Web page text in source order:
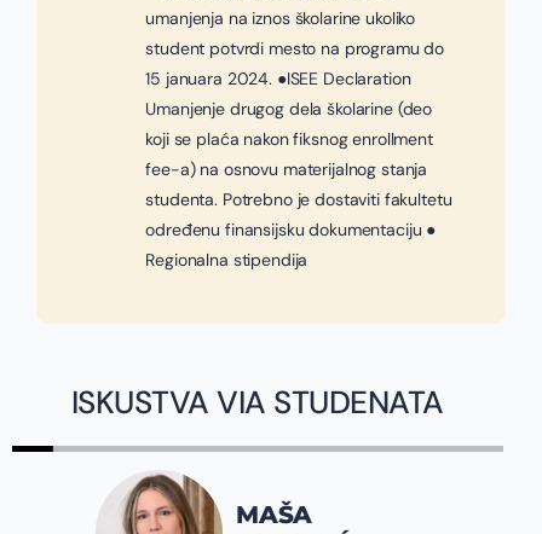
umanjenja na iznos školarine ukoliko
student potvrdi mesto na programu do
15 januara 2024. ●ISEE Declaration
Umanjenje drugog dela školarine (deo
koji se plaća nakon fiksnog enrollment
fee-a) na osnovu materijalnog stanja
studenta. Potrebno je dostaviti fakultetu
određenu finansijsku dokumentaciju ●
Regionalna stipendija
ISKUSTVA VIA STUDENATA